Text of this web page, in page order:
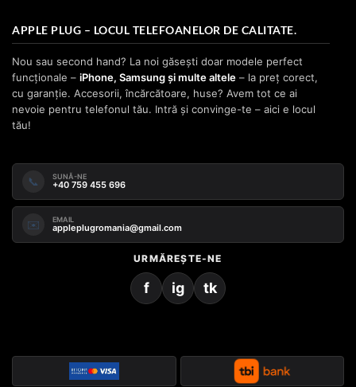
APPLE PLUG – LOCUL TELEFOANELOR DE CALITATE.
Nou sau second hand? La noi găsești doar modele perfect
funcționale – iPhone, Samsung și multe altele – la preț corect,
cu garanție. Accesorii, încărcătoare, huse? Avem tot ce ai
nevoie pentru telefonul tău. Intră și convinge-te – aici e locul
tău!
📞 SUNĂ-NE
+40 759 455 696
✉️ EMAIL
appleplugromania@gmail.com
URMĂREȘTE-NE
f ig tk